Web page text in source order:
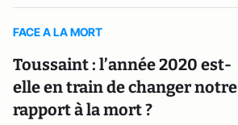
FACE A LA MORT
Toussaint : l’année 2020 est-
elle en train de changer notre
rapport à la mort ?